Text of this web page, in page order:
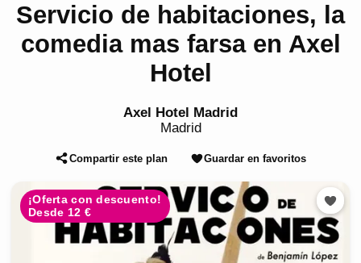
Servicio de habitaciones, la
comedia mas farsa en Axel
Hotel
Axel Hotel Madrid
Madrid
Compartir este plan Guardar en favoritos
¡Oferta con descuento!
Desde 12 €